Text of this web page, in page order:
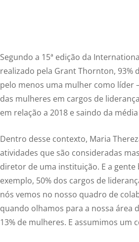
Segundo a 15ª edição da
realizado pela Grant Thornton, 93%
pelo menos uma mulher como líder
das mulheres em cargos de
em relação a 2018 e saindo da
Dentro desse contexto, Maria
atividades que são consideradas
diretor de uma instituição. E a gente
exemplo, 50% dos cargos de
nós vemos no nosso quadro de
quando olhamos para a nossa área
13% de mulheres. E assumimos